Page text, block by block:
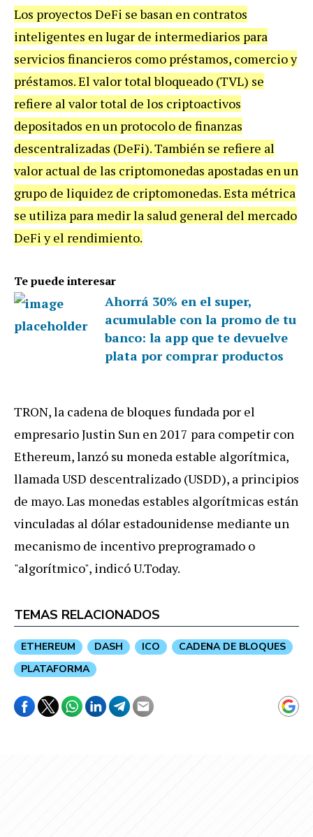
Los proyectos DeFi se basan en contratos
inteligentes en lugar de intermediarios para
servicios financieros como préstamos, comercio y
préstamos. El valor total bloqueado (TVL) se
refiere al valor total de los criptoactivos
depositados en un protocolo de finanzas
descentralizadas (DeFi). También se refiere al
valor actual de las criptomonedas apostadas en un
grupo de liquidez de criptomonedas. Esta métrica
se utiliza para medir la salud general del mercado
DeFi y el rendimiento.
Te puede interesar
Ahorrá 30% en el super,
acumulable con la promo de tu
banco: la app que te devuelve
plata por comprar productos
TRON, la cadena de bloques fundada por el
empresario Justin Sun en 2017 para competir con
Ethereum, lanzó su moneda estable algorítmica,
llamada USD descentralizado (USDD), a principios
de mayo. Las monedas estables algorítmicas están
vinculadas al dólar estadounidense mediante un
mecanismo de incentivo preprogramado o
"algorítmico", indicó U.Today.
TEMAS RELACIONADOS
ETHEREUM DASH ICO
CADENA DE BLOQUES
PLATAFORMA